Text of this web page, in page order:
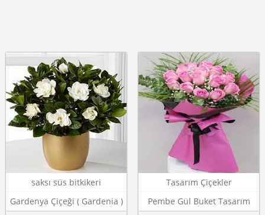
saksı süs bitkikeri
Gardenya Çiçeği ( Gardenia )
Tasarım Çiçekler
Pembe Gül Buket Tasarım